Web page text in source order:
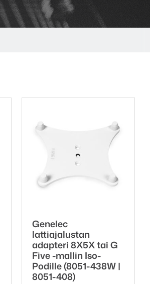
Genelec
lattiajalustan
adapteri 8X5X tai G
Five -mallin Iso-
Podille (8051-438W |
8051-408)